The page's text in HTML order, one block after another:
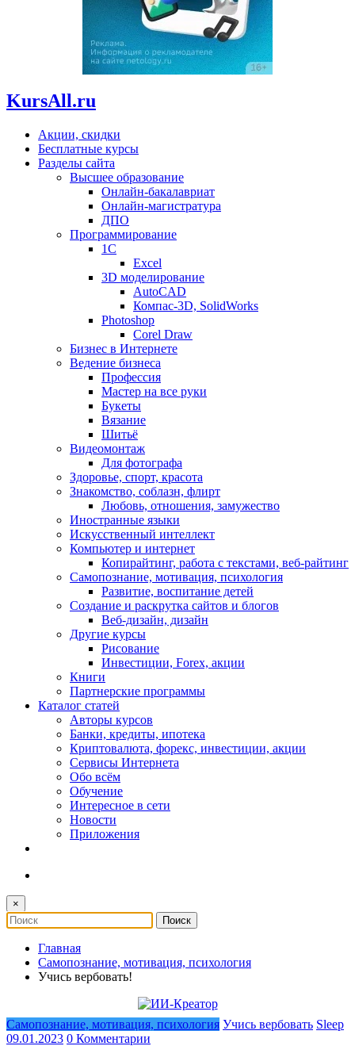
KursAll.ru
Акции, скидки
Бесплатные курсы
Разделы сайта
Высшее образование
Онлайн-бакалавриат
Онлайн-магистратура
ДПО
Программирование
1С
Excel
3D моделирование
AutoCAD
Компас-3D, SolidWorks
Photoshop
Corel Draw
Бизнес в Интернете
Ведение бизнеса
Профессия
Мастер на все руки
Букеты
Вязание
Шитьё
Видеомонтаж
Для фотографа
Здоровье, спорт, красота
Знакомство, соблазн, флирт
Любовь, отношения, замужество
Иностранные языки
Искусственный интеллект
Компьютер и интернет
Копирайтинг, работа с текстами, веб-райтинг
Самопознание, мотивация, психология
Развитие, воспитание детей
Создание и раскрутка сайтов и блогов
Веб-дизайн, дизайн
Другие курсы
Рисование
Инвестиции, Forex, акции
Книги
Партнерские программы
Каталог статей
Авторы курсов
Банки, кредиты, ипотека
Криптовалюта, форекс, инвестиции, акции
Сервисы Интернета
Обо всём
Обучение
Интересное в сети
Новости
Приложения
×
Главная
Самопознание, мотивация, психология
Учись вербовать!
Самопознание, мотивация, психология Учись вербовать Sleep
09.01.2023 0 Комментарии